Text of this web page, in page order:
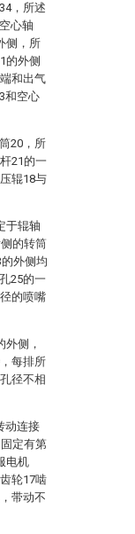
，所述
心轴
侧，所
的外侧
和出气
和空心
20，所
21的一
辊18与
于辊轴
的转筒
外侧均
25的一
的喷嘴
侧，
每排所
径不相
动连接
定有第
电机
轮17啮
带动不